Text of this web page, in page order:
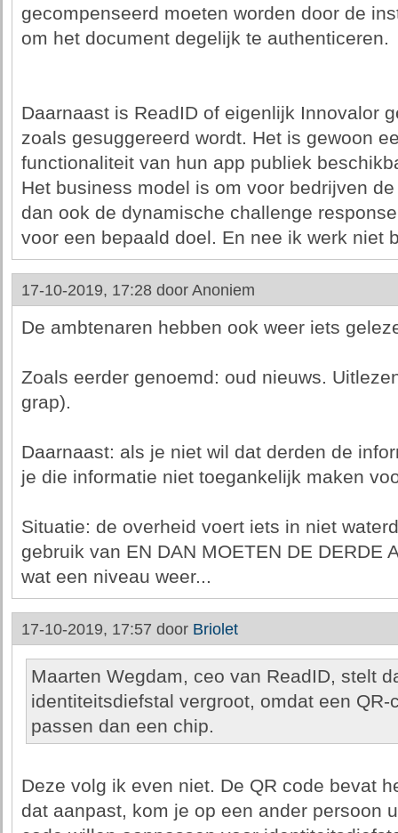
gecompenseerd moeten worden door de
om het document degelijk te authenticeren.
Daarnaast is ReadID of eigenlijk Innovalor
zoals gesuggereerd wordt. Het is gewoon
functionaliteit van hun app publiek
Het business model is om voor bedrijven
dan ook de dynamische challenge
voor een bepaald doel. En nee ik werk niet
17-10-2019, 17:28 door Anoniem
De ambtenaren hebben ook weer iets
Zoals eerder genoemd: oud nieuws.
grap).
Daarnaast: als je niet wil dat derden de
je die informatie niet toegankelijk maken
Situatie: de overheid voert iets in niet
gebruik van EN DAN MOETEN DE DERDE
wat een niveau weer...
17-10-2019, 17:57 door Briolet
Maarten Wegdam, ceo van ReadID, stelt
identiteitsdiefstal vergroot, omdat een
passen dan een chip.
Deze volg ik even niet. De QR code bevat
dat aanpast, kom je op een ander persoon